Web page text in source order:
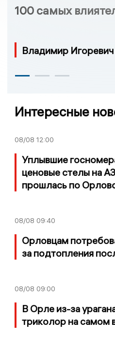
100 самых
Владимир
Интересные
08/08 12:00
Уплывшие
ценовые стелы на
прошлась по
08/08 09:40
Орловцам
за подтопления
08/08 09:00
В Орле из-за
триколор на самом